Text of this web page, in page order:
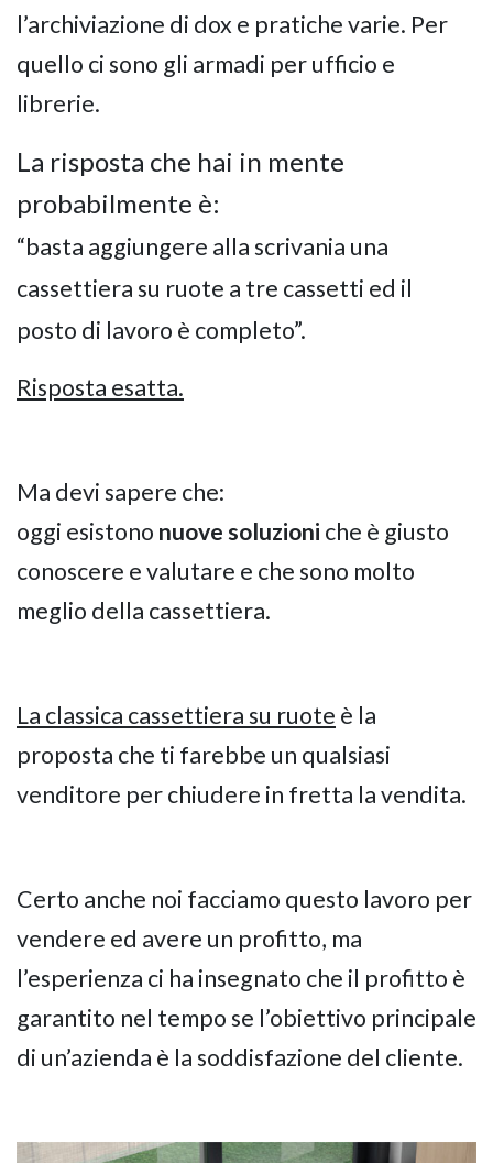
l’archiviazione di dox e pratiche varie. Per
quello ci sono gli armadi per ufficio e
librerie.
La risposta che hai in mente
probabilmente è:
“basta aggiungere alla scrivania una
cassettiera su ruote a tre cassetti ed il
posto di lavoro è completo”.
Risposta esatta.
Ma devi sapere che:
oggi esistono nuove soluzioni che è giusto
conoscere e valutare e che sono molto
meglio della cassettiera.
La classica cassettiera su ruote è la
proposta che ti farebbe un qualsiasi
venditore per chiudere in fretta la vendita.
Certo anche noi facciamo questo lavoro per
vendere ed avere un profitto, ma
l’esperienza ci ha insegnato che il profitto è
garantito nel tempo se l’obiettivo principale
di un’azienda è la soddisfazione del cliente.